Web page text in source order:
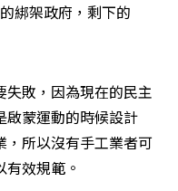
綁架政府，剩下的
敗，因為現在的民主
啟蒙運動的時候設計
，所以沒有手工業者可
效規範。